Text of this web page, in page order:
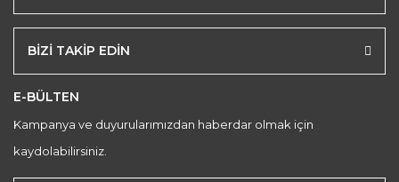
BİZİ TAKİP EDİN
E-BÜLTEN
Kampanya ve duyurularımızdan haberdar olmak için
kaydolabilirsiniz.